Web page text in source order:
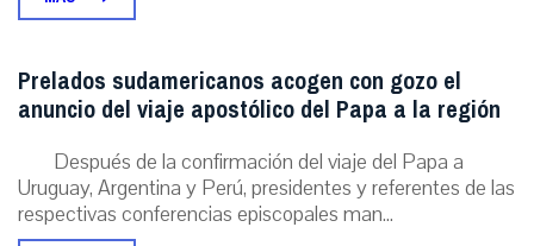
Prelados sudamericanos acogen con gozo el
anuncio del viaje apostólico del Papa a la región
Después de la confirmación del viaje del Papa a
Uruguay, Argentina y Perú, presidentes y referentes de las
respectivas conferencias episcopales man...